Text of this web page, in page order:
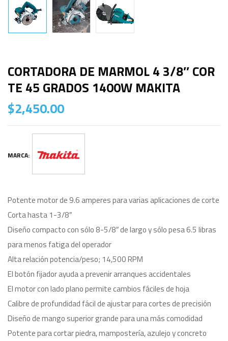
CORTADORA DE MARMOL 4 3/8″ COR
TE 45 GRADOS 1400W MAKITA
$2,450.00
MARCA:
Potente motor de 9.6 amperes para varias aplicaciones de corte
Corta hasta 1-3/8″
Diseño compacto con sólo 8-5/8″ de largo y sólo pesa 6.5 libras
para menos fatiga del operador
Alta relación potencia/peso; 14,500 RPM
El botón fijador ayuda a prevenir arranques accidentales
El motor con lado plano permite cambios fáciles de hoja
Calibre de profundidad fácil de ajustar para cortes de precisión
Diseño de mango superior grande para una más comodidad
Potente para cortar piedra, mampostería, azulejo y concreto